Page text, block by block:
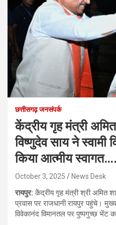
छत्तीसगढ़ जनसंपर्क
केंद्रीय गृह मंत्री
विष्णुदेव साय ने स्वामी
किया आत्मीय स्वागत….
October 3, 2025 News Desk
रायपुर:केंद्रीय गृह मंत्री श्री अमित
प्रवास पर राजधानी रायपुर पहुंचे।
विवेकानंद विमानतल पर पुष्पगुच्छ भेंट